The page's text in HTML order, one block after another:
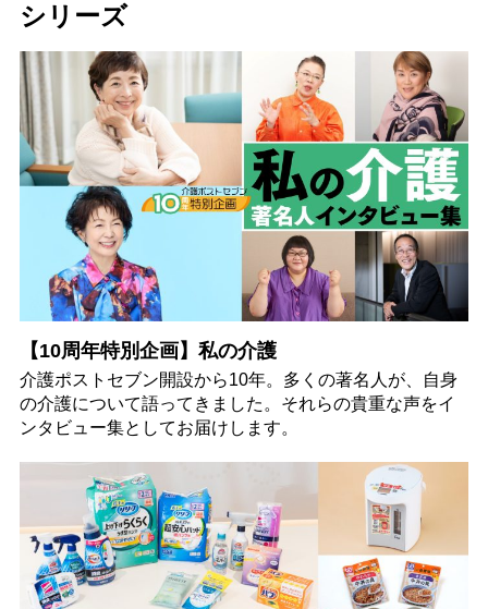
シリーズ
【10周年特別企画】私の介護
介護ポストセブン開設から10年。多くの著名人が、自身
の介護について語ってきました。それらの貴重な声をイ
ンタビュー集としてお届けします。